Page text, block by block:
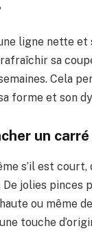
ligne nette
sa
Cela
forme et son
un
s’il est court,
jolies pinces
ou même
touche